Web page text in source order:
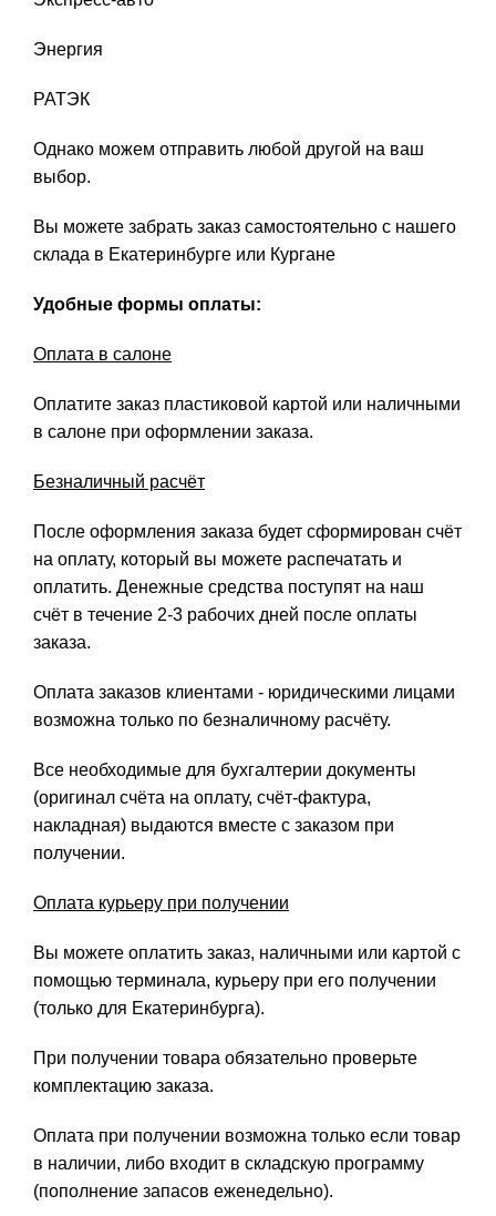
Энергия
РАТЭК
Однако можем отправить любой другой на ваш
выбор.
Вы можете забрать заказ самостоятельно с нашего
склада в Екатеринбурге или Кургане
Удобные формы оплаты:
Оплата в салоне
Оплатите заказ пластиковой картой или наличными
в салоне при оформлении заказа.
Безналичный расчёт
После оформления заказа будет сформирован счёт
на оплату, который вы можете распечатать и
оплатить. Денежные средства поступят на наш
счёт в течение 2-3 рабочих дней после оплаты
заказа.
Оплата заказов клиентами - юридическими лицами
возможна только по безналичному расчёту.
Все необходимые для бухгалтерии документы
(оригинал счёта на оплату, счёт-фактура,
накладная) выдаются вместе с заказом при
получении.
Оплата курьеру при получении
Вы можете оплатить заказ, наличными или картой с
помощью терминала, курьеру при его получении
(только для Екатеринбурга).
При получении товара обязательно проверьте
комплектацию заказа.
Оплата при получении возможна только если товар
в наличии, либо входит в складскую программу
(пополнение запасов еженедельно).